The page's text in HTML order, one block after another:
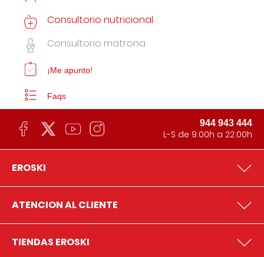
Consultorio nutricional
Consultorio matrona
¡Me apunto!
Faqs
944 943 444
L-S de 9:00h a 22:00h
EROSKI
ATENCION AL CLIENTE
TIENDAS EROSKI